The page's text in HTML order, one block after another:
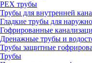
PEX трубы
Трубы для внутренней
Гладкие трубы для
Гофрированные
Дренажные трубы и
Трубы защитные
Трубы